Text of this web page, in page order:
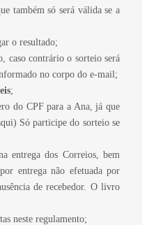
também só será válida se a
o resultado;
caso contrário o sorteio será
no corpo do e-mail;
;
do CPF para a Ana, já que
Só participe do sorteio se
entrega dos Correios, bem
entrega não efetuada por
de recebedor. O livro
neste regulamento;